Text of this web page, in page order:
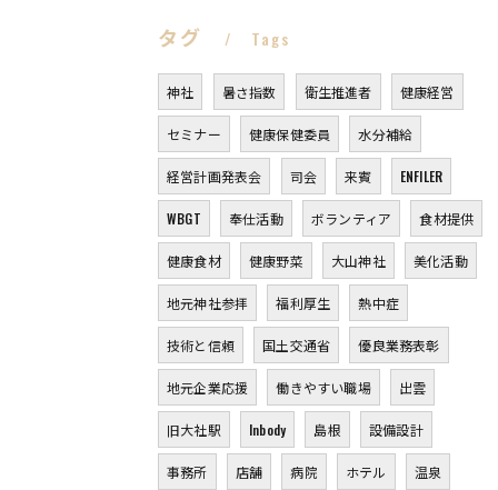
タグ Tags
神社 暑さ指数 衛生推進者 健康経営
セミナー 健康保健委員 水分補給
経営計画発表会 司会 来賓 ENFILER
WBGT 奉仕活動 ボランティア 食材提供
健康食材 健康野菜 大山神社 美化活動
地元神社参拝 福利厚生 熱中症
技術と信頼 国土交通省 優良業務表彰
地元企業応援 働きやすい職場 出雲
旧大社駅 Inbody 島根 設備設計
事務所 店舗 病院 ホテル 温泉